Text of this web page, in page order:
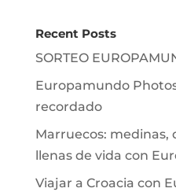
Recent Posts
SORTEO
Europamundo
recordado
Marruecos: medinas,
llenas de vida con
Viajar a Croacia con